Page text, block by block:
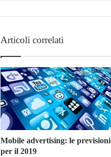
Articoli correlati
Mobile advertising: le previsioni
per il 2019